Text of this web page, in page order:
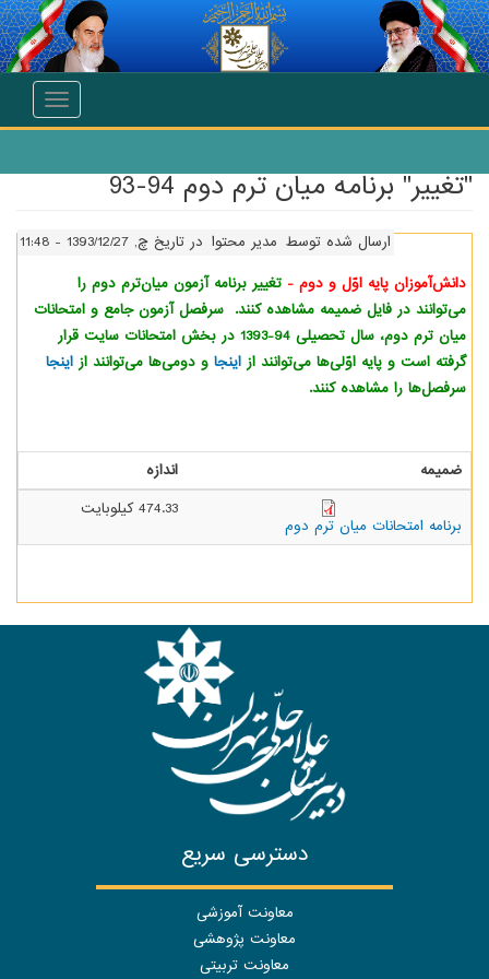
انتقال به محتوای اصلی
Toggle
"تغییر" برنامه میان ترم‌ دوم 94-93
ارسال شده توسط مدیر محتوا در تاریخ چ, 1393/12/27 - 11:48
دانش‌آموزان پایه اوّل و دوم - تغییر برنامه آزمون میان‌ترم دوم را
می‌توانند در فایل ضمیمه مشاهده کنند. سرفصل آزمون جامع و امتحانات
میان ترم‌ دوم، سال تحصیلی 94-1393 در بخش امتحانات سایت قرار
گرفته است و پایه اوّلی‌ها می‌توانند از اینجا و دومی‌ها می‌توانند از اینجا
سرفصل‌ها را مشاهده کنند.
ضمیمه اندازه
برنامه امتحانات میان ترم دوم
474.33 کیلوبایت
دسترسی سریع
معاونت آموزشی
معاونت پژوهشی
معاونت تربیتی